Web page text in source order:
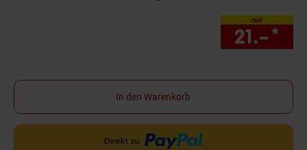
nur
21.–*
In den Warenkorb